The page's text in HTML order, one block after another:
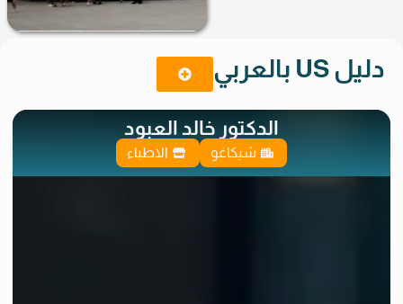
دليل US بالعربي
الدكتور خالد العبود
شيكاغو الاطباء